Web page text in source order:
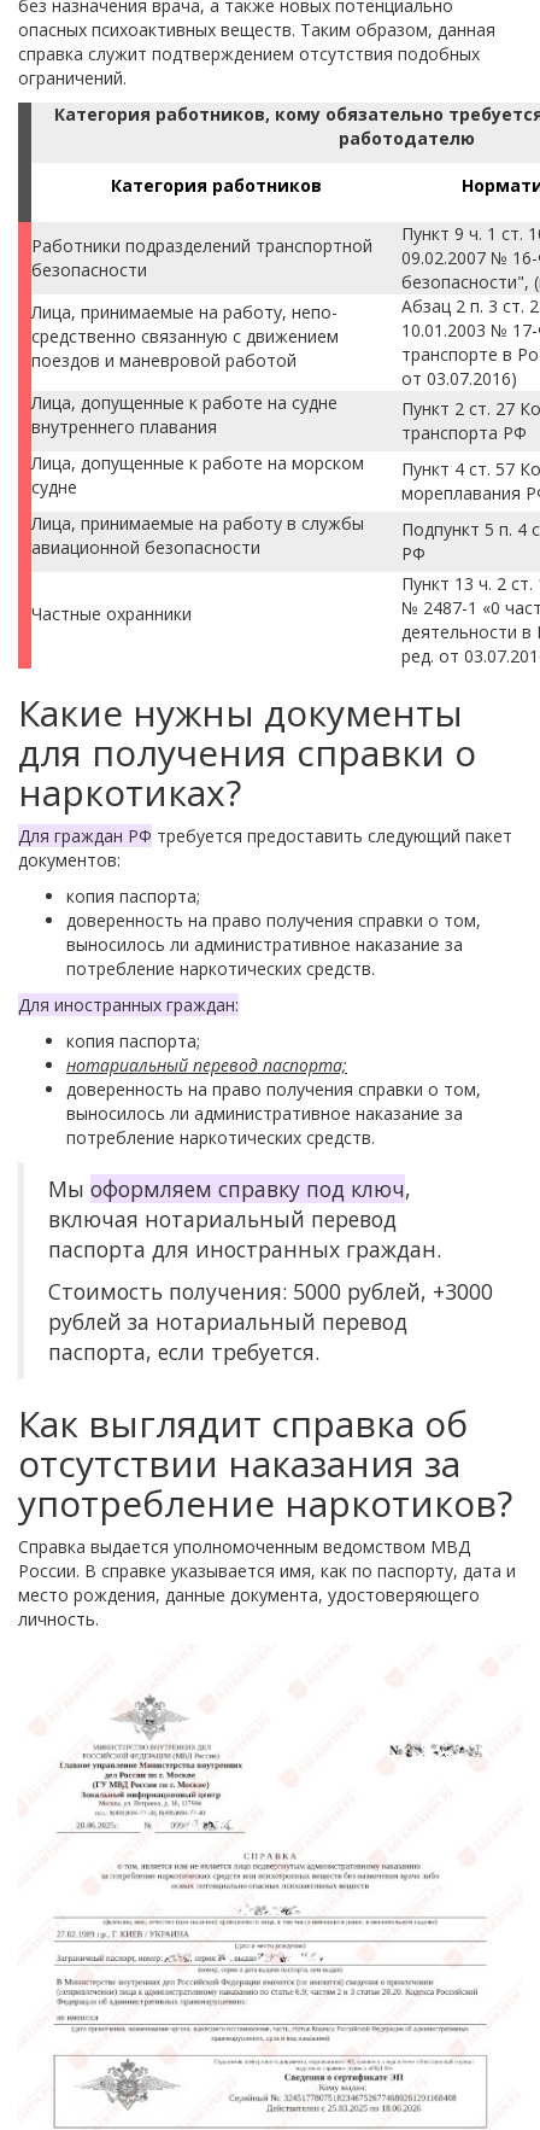
без назначения врача, а также новых потенциально
опасных психоактивных веществ. Таким образом, данная
справка служит подтверждением отсутствия подобных
ограничений.
Категория работников, кому обязательно
работодателю
Категория работников
Работники подразделений транспорт­ной
безопасности
Пункт 9 ч. 1 ст.
09.02.2007 №
безопасности",
Лица, принимаемые на работу, непо­
средственно связанную с движением
поездов и маневровой работой
Абзац 2 п. 3 ст.
10.01.2003 №
транспорте в
от 03.07.2016)
Лица, допущенные к работе на судне
внутреннего плавания
Пункт 2 ст. 27
транспорта РФ
Лица, допущенные к работе на мор­ском
судне
Пункт 4 ст. 57
мореплавания
Лица, принимаемые на работу в служ­бы
авиационной безопасности
Подпункт 5 п. 4
РФ
Частные охранники
Пункт 13 ч. 2
№ 2487-1 «0
деятельности в
ред. от
Какие нужны документы
для получения справки о
наркотиках?
Для граждан РФ требуется предоставить следующий пакет
документов:
копия паспорта;
доверенность на право получения справки о том,
выносилось ли административное наказание за
потребление наркотических средств.
Для иностранных граждан:
копия паспорта;
нотариальный перевод паспорта;
доверенность на право получения справки о том,
выносилось ли административное наказание за
потребление наркотических средств.
Мы оформляем справку под ключ,
включая нотариальный перевод
паспорта для иностранных граждан.
Стоимость получения: 5000 рублей, +3000
рублей за нотариальный перевод
паспорта, если требуется.
Как выглядит справка об
отсутствии наказания за
употребление наркотиков?
Справка выдается уполномоченным ведомством МВД
России. В справке указывается имя, как по паспорту, дата и
место рождения, данные документа, удостоверяющего
личность.